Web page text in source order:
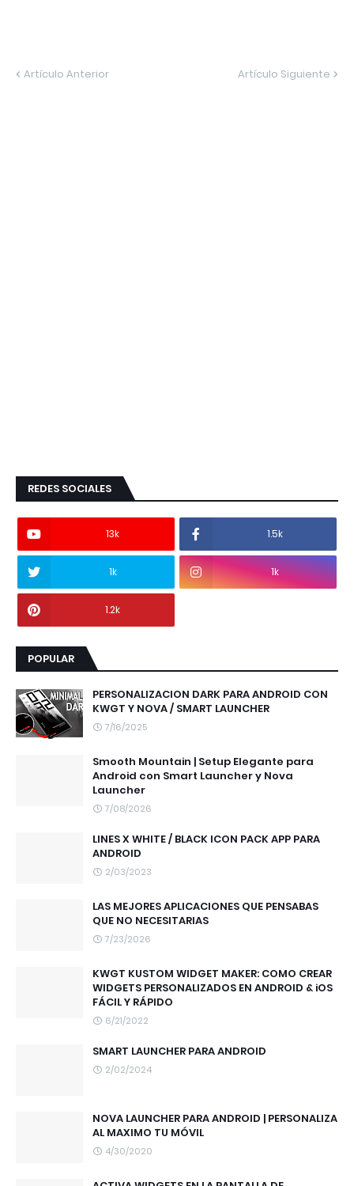
Artículo Anterior Artículo Siguiente
REDES SOCIALES
13k 1.5k
1k 1k
1.2k
POPULAR
PERSONALIZACION DARK PARA ANDROID CON
KWGT Y NOVA / SMART LAUNCHER
7/16/2025
Smooth Mountain | Setup Elegante para
Android con Smart Launcher y Nova
Launcher
7/08/2026
LINES X WHITE / BLACK ICON PACK APP PARA
ANDROID
2/03/2023
LAS MEJORES APLICACIONES QUE PENSABAS
QUE NO NECESITARIAS
7/23/2026
KWGT KUSTOM WIDGET MAKER: COMO CREAR
WIDGETS PERSONALIZADOS EN ANDROID & iOS
FÁCIL Y RÁPIDO
6/21/2022
SMART LAUNCHER PARA ANDROID
2/02/2024
NOVA LAUNCHER PARA ANDROID | PERSONALIZA
AL MAXIMO TU MÓVIL
4/30/2020